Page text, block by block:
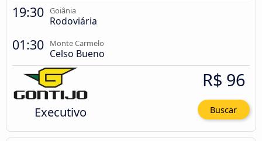
19:30 Goiânia
Rodoviária
01:30 Monte Carmelo
Celso Bueno
Executivo
R$ 96
Buscar